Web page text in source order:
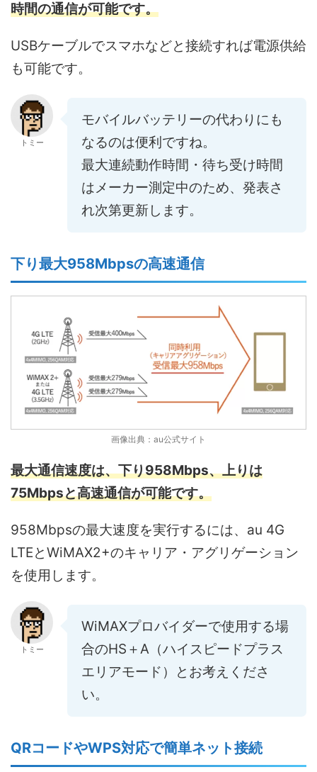
時間の通信が可能です。
USBケーブルでスマホなどと接続すれば電源供給
も可能です。
トミー
モバイルバッテリーの代わりにも
なるのは便利ですね。
最大連続動作時間・待ち受け時間
はメーカー測定中のため、発表さ
れ次第更新します。
下り最大958Mbpsの高速通信
画像出典：au公式サイト
最大通信速度は、下り958Mbps、上りは
75Mbpsと高速通信が可能です。
958Mbpsの最大速度を実行するには、au 4G
LTEとWiMAX2+のキャリア・アグリゲーション
を使用します。
トミー
WiMAXプロバイダーで使用する場
合のHS＋A（ハイスピードプラス
エリアモード）とお考えくださ
い。
QRコードやWPS対応で簡単ネット接続